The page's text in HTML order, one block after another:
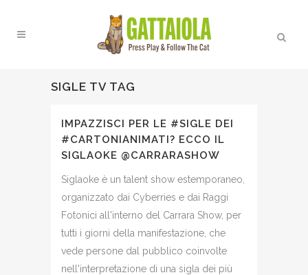
SIGLE TV TAG
IMPAZZISCI PER LE #SIGLE DEI
#CARTONIANIMATI? ECCO IL
SIGLAOKE @CARRARASHOW
Siglaoke è un talent show estemporaneo,
organizzato dai Cyberries e dai Raggi
Fotonici all'interno del Carrara Show, per
tutti i giorni della manifestazione, che
vede persone dal pubblico coinvolte
nell'interpretazione di una sigla dei più